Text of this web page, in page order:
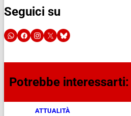
Seguici su
Potrebbe interessarti:
ATTUALITÀ